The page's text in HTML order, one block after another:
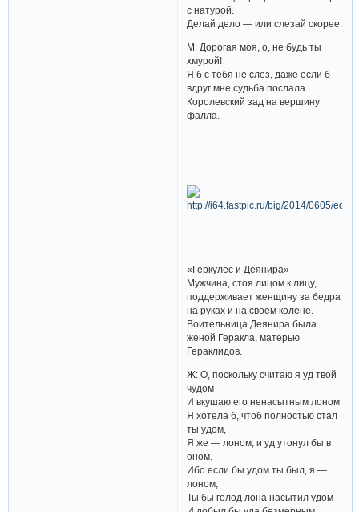
с натурой.
Делай дело — или слезай скорее.
М: Дорогая моя, о, не будь ты
хмурой!
Я б с тебя не слез, даже если б
вдруг мне судьба послала
Королевский зад на вершину
фалла.
«Геркулес и Деянира»
Мужчина, стоя лицом к лицу,
поддерживает женщину за бедра
на руках и на своём колене.
Воительница Деянира была
женой Геракла, матерью
Гераклидов.
Ж: О, поскольку считаю я уд твой
чудом
И вкушаю его ненасытным лоном
Я хотела б, чтоб полностью стал
ты удом,
Я же — лоном, и уд утонул бы в
оном.
Ибо если бы удом ты был, я —
лоном,
Ты бы голод лона насытил удом